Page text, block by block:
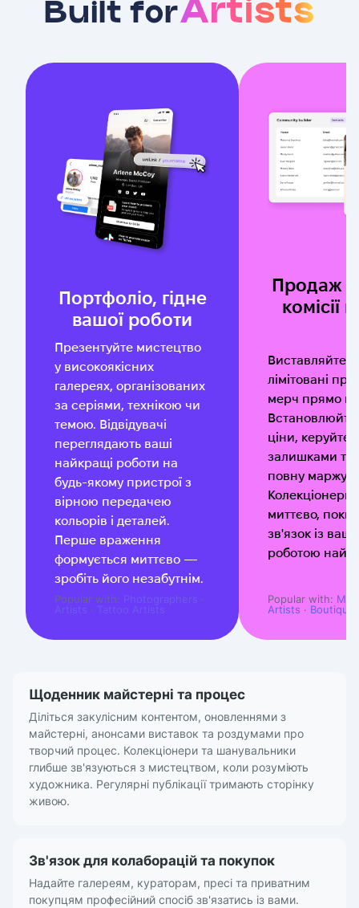
Built forArtists
Портфоліо, гідне
вашої роботи
Презентуйте мистецтво
у високоякісних
галереях, організованих
за серіями, технікою чи
темою. Відвідувачі
переглядають ваші
найкращі роботи на
будь-якому пристрої з
вірною передачею
кольорів і деталей.
Перше враження
формується миттєво —
зробіть його незабутнім.
Popular with: Photographers ·
Artists · Tattoo Artists
Продаж
комісії
Виставляйте
лімітовані
мерч прямо на
Встановлюйте
ціни, керуйте
залишками та
повну маржу.
Колекціонери
миттєво, поки
зв'язок із
роботою
Popular with:
Artists ·
Щоденник майстерні та процес
Діліться закулісним контентом, оновленнями з
майстерні, анонсами виставок та роздумами про
творчий процес. Колекціонери та шанувальники
глибше зв'язуються з мистецтвом, коли розуміють
художника. Регулярні публікації тримають сторінку
живою.
Зв'язок для колаборацій та покупок
Надайте галереям, кураторам, пресі та приватним
покупцям професійний спосіб зв'язатись із вами.